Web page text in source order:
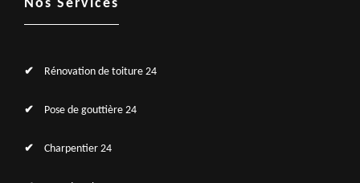
Nos Services
Rénovation de toiture 24
Pose de gouttière 24
Charpentier 24